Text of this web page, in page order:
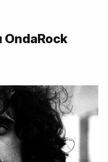
OndaRock